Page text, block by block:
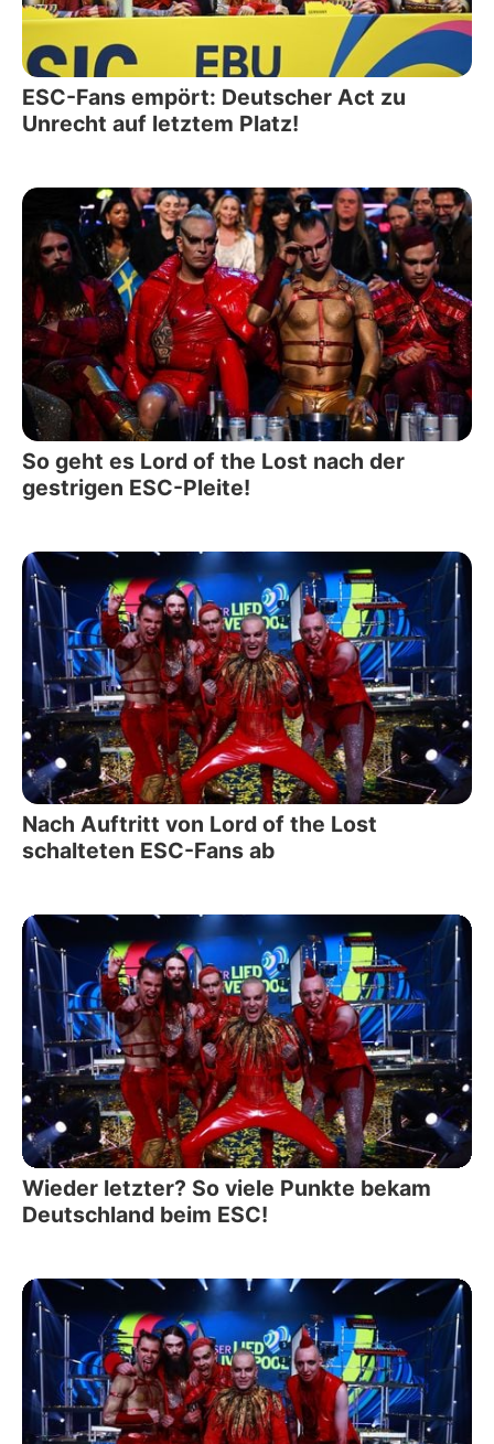
ESC-Fans empört: Deutscher Act zu
Unrecht auf letztem Platz!
So geht es Lord of the Lost nach der
gestrigen ESC-Pleite!
Nach Auftritt von Lord of the Lost
schalteten ESC-Fans ab
Wieder letzter? So viele Punkte bekam
Deutschland beim ESC!